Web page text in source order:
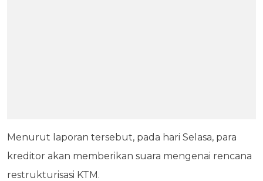
Menurut laporan tersebut, pada hari Selasa, para
kreditor akan memberikan suara mengenai rencana
restrukturisasi KTM.